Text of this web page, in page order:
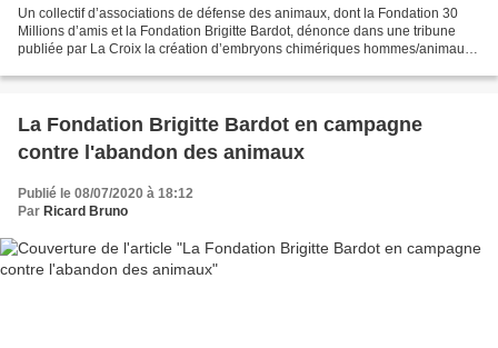
Un collectif d’associations de défense des animaux, dont la Fondation 30
Millions d’amis et la Fondation Brigitte Bardot, dénonce dans une tribune
publiée par La Croix la création d’embryons chimériques hommes/animaux.
La Fondation Brigitte Bardot en campagne
contre l'abandon des animaux
Publié le 08/07/2020 à 18:12
Par Ricard Bruno